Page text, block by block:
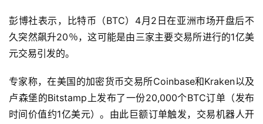
彭博社表示，比特币（BTC）4月2日在亚洲市场开盘后不
久突然飙升20％，这可能是由三家主要交易所进行的1亿美
元交易引发的。
专家称，在美国的加密货币交易所Coinbase和Kraken以及
卢森堡的Bitstamp上发布了一份20,000个BTC订单（发布
时间价值约1亿美元）。由此巨额订单触发，交易机器人开